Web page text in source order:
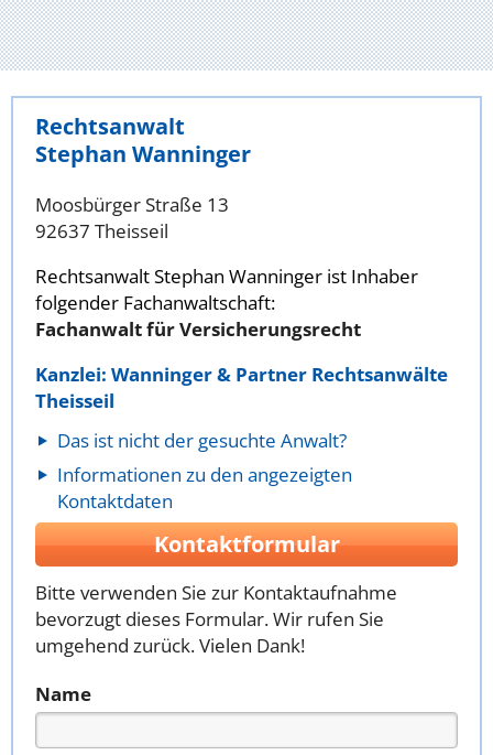
Rechtsanwalt
Stephan Wanninger
Moosbürger Straße 13
92637 Theisseil
Rechtsanwalt Stephan Wanninger ist Inhaber
folgender Fachanwaltschaft:
Fachanwalt für Versicherungsrecht
Kanzlei: Wanninger & Partner Rechtsanwälte
Theisseil
Das ist nicht der gesuchte Anwalt?
Informationen zu den angezeigten
Kontaktdaten
Kontaktformular
Bitte verwenden Sie zur Kontaktaufnahme
bevorzugt dieses Formular. Wir rufen Sie
umgehend zurück. Vielen Dank!
Name